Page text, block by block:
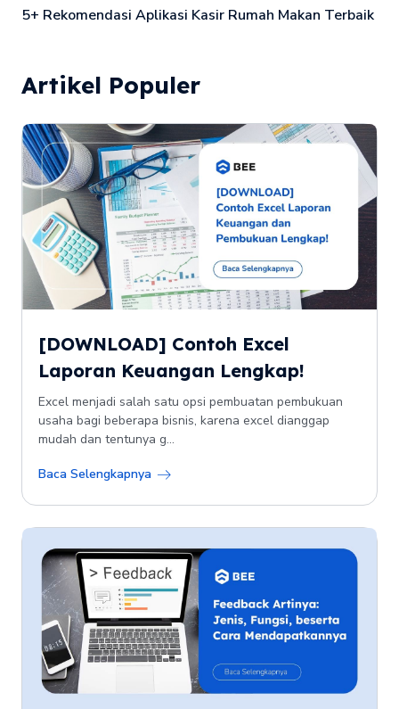
5+ Rekomendasi Aplikasi Kasir Rumah Makan Terbaik
Artikel Populer
[DOWNLOAD] Contoh Excel
Laporan Keuangan Lengkap!
Excel menjadi salah satu opsi pembuatan pembukuan
usaha bagi beberapa bisnis, karena excel dianggap
mudah dan tentunya g...
Baca Selengkapnya